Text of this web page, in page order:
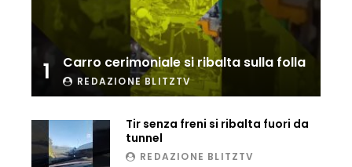
Ucraina, ecco come gli F16 intercettano
i droni russi
Tir bloccato sul passaggio a livello:
1 Carro cerimoniale si ribalta sulla folla
REDAZIONE BLITZTV
Tir senza freni si ribalta fuori da
tunnel
REDAZIONE BLITZTV